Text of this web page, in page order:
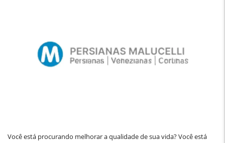
Você está procurando melhorar a qualidade de sua vida? Você está